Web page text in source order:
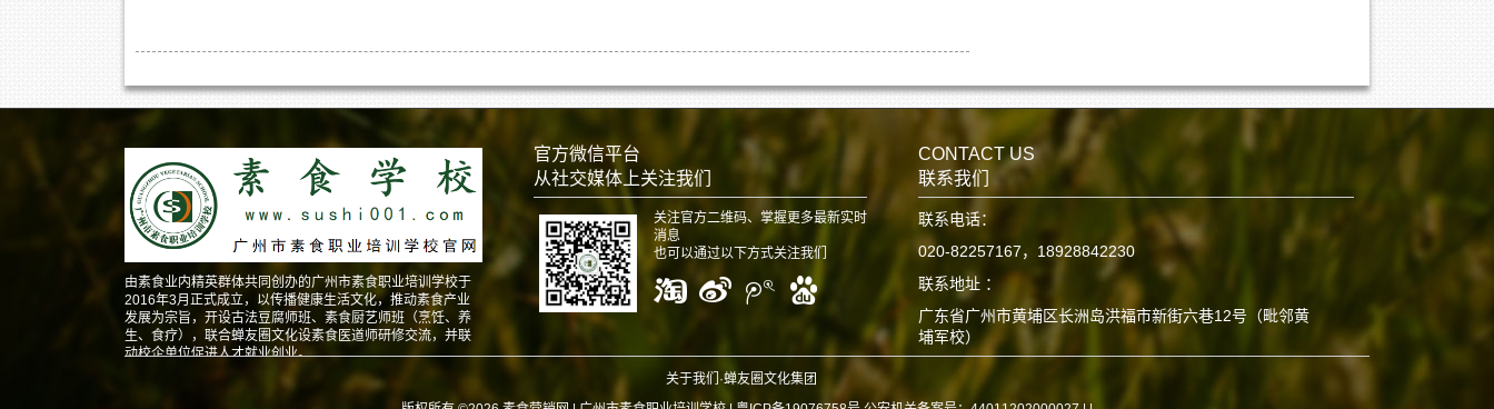
由素食业内精英群体共同创办的广州市素食职业培训学校于
2016年3月正式成立，以传播健康生活文化，推动素食产业
发展为宗旨，开设古法豆腐师班、素食厨艺师班（烹饪、养
生、食疗），联合蝉友圈文化设素食医道师研修交流，并联
动校企单位促进人才就业创业。
官方微信平台
从社交媒体上关注我们
关注官方二维码、掌握更多最新实时
消息
也可以通过以下方式关注我们
CONTACT US
联系我们
联系电话：
020-82257167，18928842230
联系地址 ：
广东省广州市黄埔区长洲岛洪福市新街六巷12号（毗邻黄
埔军校）
关于我们·蝉友圈文化集团